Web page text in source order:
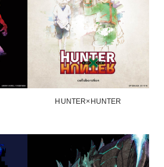
HUNTER×HUNTER